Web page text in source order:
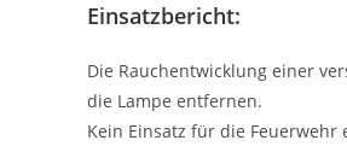
Einsatzbericht:
Die Rauchentwicklung einer
die Lampe entfernen.
Kein Einsatz für die Feuerwehr